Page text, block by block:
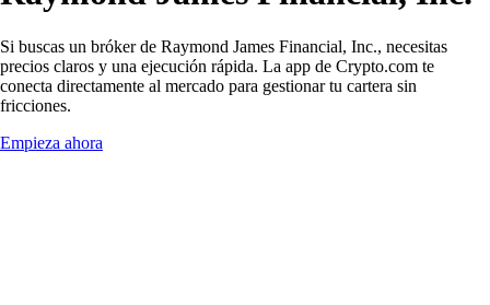
Si buscas un bróker de Raymond James Financial, Inc., necesitas
precios claros y una ejecución rápida. La app de Crypto.com te
conecta directamente al mercado para gestionar tu cartera sin
fricciones.
Empieza ahora